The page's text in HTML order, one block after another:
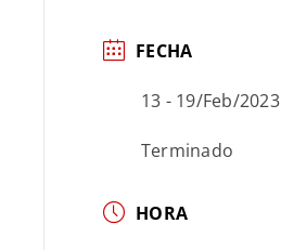
FECHA
13 - 19/Feb/2023
Terminado
HORA